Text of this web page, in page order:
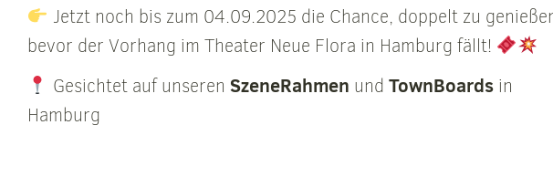
Jetzt noch bis zum 04.09.2025 die Chance, doppelt zu
bevor der Vorhang im Theater Neue Flora in Hamburg fällt!
Gesichtet auf unseren SzeneRahmen und TownBoards in
Hamburg